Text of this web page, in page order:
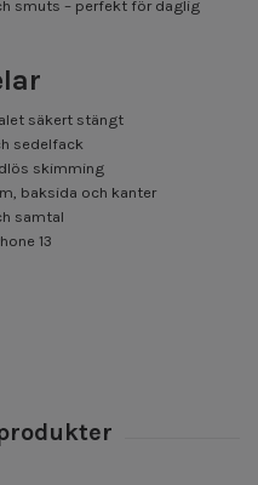
smuts – perfekt för daglig
säkert stängt
sedelfack
skimming
baksida och kanter
samtal
13